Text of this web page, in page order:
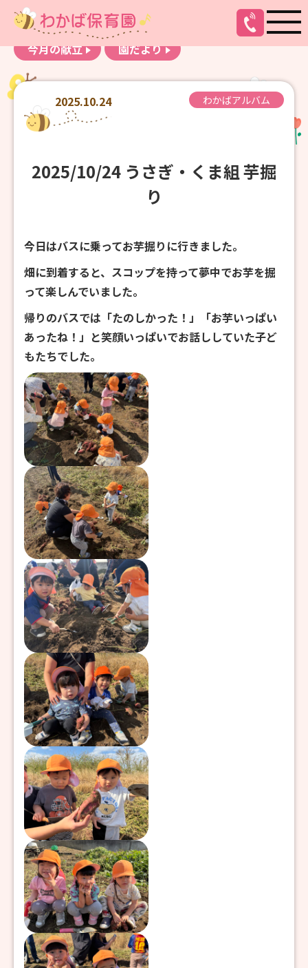
お知らせ
わかばアルバム
今月の献立
園だより
2025.10.24 わかばアルバム
2025/10/24 うさぎ・くま組 芋掘
り
今日はバスに乗ってお芋掘りに行きました。
畑に到着すると、スコップを持って夢中でお芋を掘
って楽しんでいました。
帰りのバスでは「たのしかった！」「お芋いっぱい
あったね！」と笑顔いっぱいでお話ししていた子ど
もたちでした。